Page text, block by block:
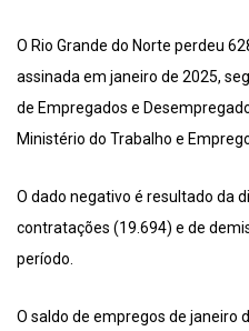
O Rio Grande do Norte perdeu
assinada em janeiro de 2025,
de Empregados e
Ministério do Trabalho e
O dado negativo é resultado da
contratações (19.694) e de
período.
O saldo de empregos de janeiro